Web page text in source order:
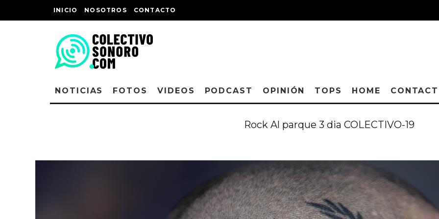
INICIO NOSOTROS CONTACTO
NOTICIAS FOTOS VIDEOS PODCAST OPINIÓN TOPS HOME
Rock Al parque 3 dia COLECTIVO-19